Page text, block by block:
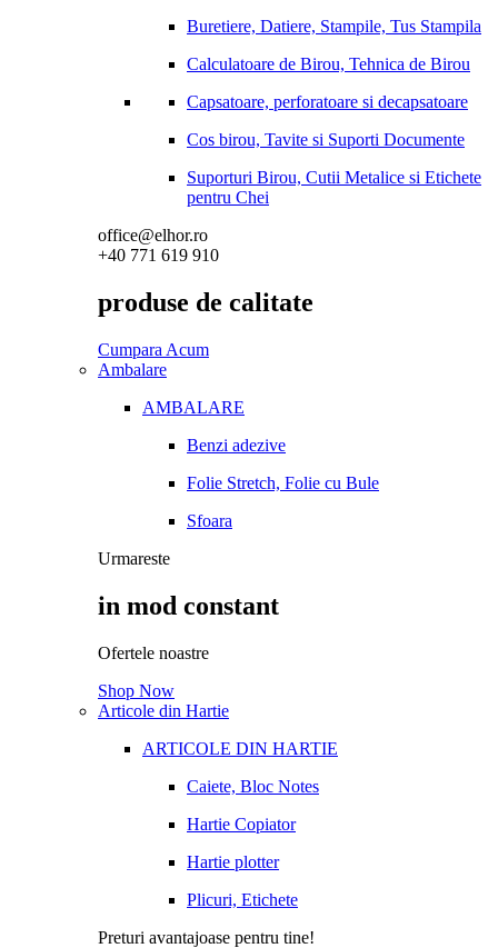
Buretiere, Datiere, Stampile, Tus Stampila
Calculatoare de Birou, Tehnica de Birou
Capsatoare, perforatoare si decapsatoare
Cos birou, Tavite si Suporti Documente
Suporturi Birou, Cutii Metalice si Etichete
pentru Chei
office@elhor.ro
+40 771 619 910
produse de calitate
Cumpara Acum
Ambalare
AMBALARE
Benzi adezive
Folie Stretch, Folie cu Bule
Sfoara
Urmareste
in mod constant
Ofertele noastre
Shop Now
Articole din Hartie
ARTICOLE DIN HARTIE
Caiete, Bloc Notes
Hartie Copiator
Hartie plotter
Plicuri, Etichete
Preturi avantajoase pentru tine!